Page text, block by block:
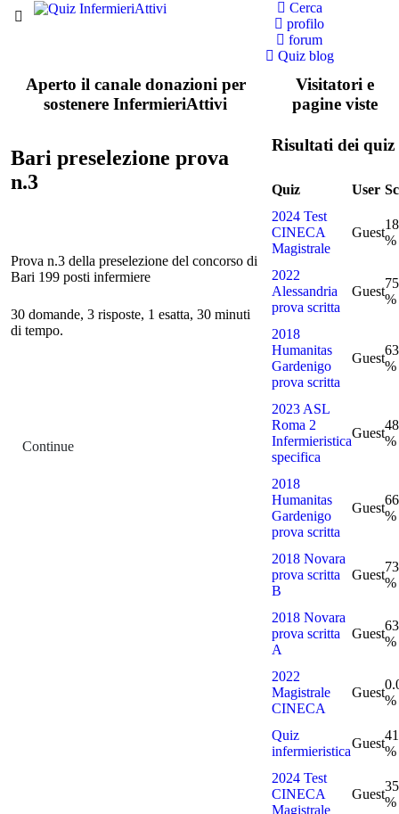
Cerca
profilo
forum
Quiz blog
Aperto il canale donazioni per
sostenere InfermieriAttivi
Bari preselezione prova
n.3
Prova n.3 della preselezione del concorso di
Bari 199 posti infermiere
30 domande, 3 risposte, 1 esatta, 30 minuti
di tempo.
Continue
Visitatori e
pagine viste
Risultati dei quiz
Quiz User
2024 Test
CINECA
Magistrale
Guest
%
2022
Alessandria
prova scritta
Guest
%
2018
Humanitas
Gardenigo
prova scritta
Guest
%
2023 ASL
Roma 2
Infermieristica
specifica
Guest
%
2018
Humanitas
Gardenigo
prova scritta
Guest
%
2018 Novara
prova scritta
B
Guest
%
2018 Novara
prova scritta
A
Guest
%
2022
Magistrale
CINECA
Guest
%
Quiz
infermieristica
Guest
%
2024 Test
CINECA
Magistrale
Guest
%